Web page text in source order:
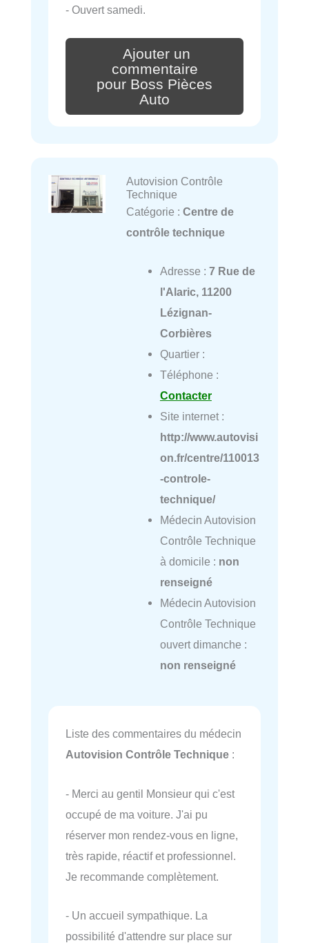
- Ouvert samedi.
Ajouter un
commentaire
pour Boss Pièces
Auto
Autovision Contrôle
Technique
Catégorie : Centre de
contrôle technique
Adresse : 7 Rue de
l'Alaric, 11200
Lézignan-
Corbières
Quartier :
Téléphone :
Contacter
Site internet :
http://www.autovisi
on.fr/centre/110013
-controle-
technique/
Médecin Autovision
Contrôle Technique
à domicile : non
renseigné
Médecin Autovision
Contrôle Technique
ouvert dimanche :
non renseigné
Liste des commentaires du médecin
Autovision Contrôle Technique :
- Merci au gentil Monsieur qui c'est
occupé de ma voiture. J'ai pu
réserver mon rendez-vous en ligne,
très rapide, réactif et professionnel.
Je recommande complètement.
- Un accueil sympathique. La
possibilité d'attendre sur place sur